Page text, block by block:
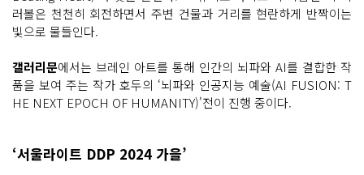
러볼은 천천히 회전하면서 주변 건물과 거리를 현란하게 반짝이는
빛으로 물들인다.
갤러리문에서는 브레인 아트를 통해 인간의 뇌파와 AI를 결합한 작
품을 보여 주는 작가 호두의 ‘뇌파와 인공지능 예술(AI FUSION: T
HE NEXT EPOCH OF HUMANITY)'전이 진행 중이다.
‘서울라이트 DDP 2024 가을’